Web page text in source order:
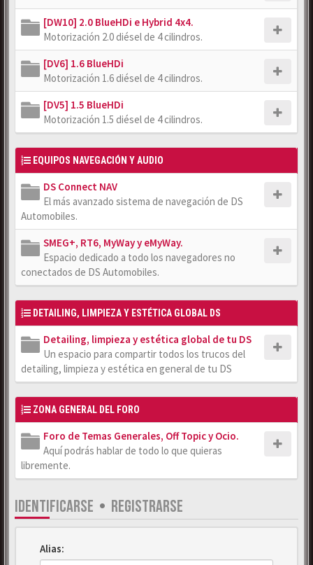
[DW10] 2.0 BlueHDi e Hybrid 4x4.
Motorización 2.0 diésel de 4 cilindros.
[DV6] 1.6 BlueHDi
Motorización 1.6 diésel de 4 cilindros.
[DV5] 1.5 BlueHDi
Motorización 1.5 diésel de 4 cilindros.
EQUIPOS NAVEGACIÓN Y AUDIO
DS Connect NAV
El más avanzado sistema de navegación de DS
Automobiles.
SMEG+, RT6, MyWay y eMyWay.
Espacio dedicado a todo los navegadores no
conectados de DS Automobiles.
DETAILING, LIMPIEZA Y ESTÉTICA GLOBAL DS
Detailing, limpieza y estética global de tu DS
Un espacio para compartir todos los trucos del
detailing, limpieza y estética en general de tu DS
ZONA GENERAL DEL FORO
Foro de Temas Generales, Off Topic y Ocio.
Aquí podrás hablar de todo lo que quieras
libremente.
IDENTIFICARSE • REGISTRARSE
Alias: